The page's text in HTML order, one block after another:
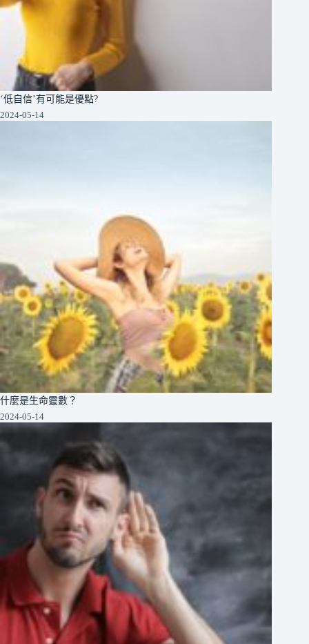
‘低自信’有可能是優點?
2024-05-14
什麼是生命靈數？
2024-05-14